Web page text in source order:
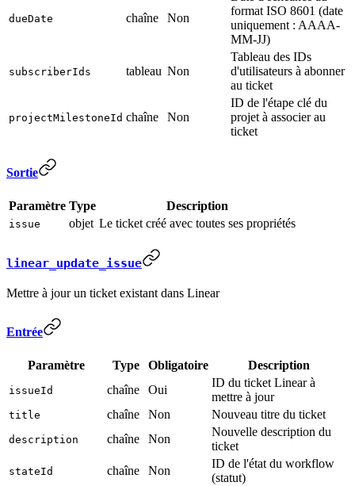
dueDate chaîne Non
format ISO 8601 (date
uniquement : AAAA-
MM-JJ)
subscriberIds tableau Non
Tableau des IDs
d'utilisateurs à abonner
au ticket
projectMilestoneId chaîne Non
ID de l'étape clé du
projet à associer au
ticket
Sortie
Paramètre Type Description
issue objet Le ticket créé avec toutes ses propriétés
linear_update_issue
Mettre à jour un ticket existant dans Linear
Entrée
Paramètre Type Obligatoire Description
issueId chaîne Oui
ID du ticket Linear à
mettre à jour
title chaîne Non Nouveau titre du ticket
description chaîne Non
Nouvelle description du
ticket
stateId chaîne Non
ID de l'état du workflow
(statut)